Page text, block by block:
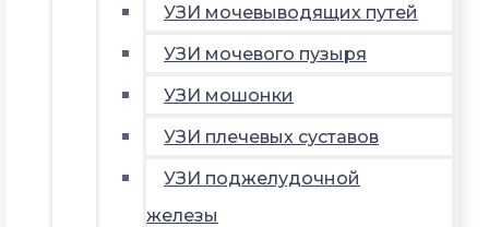
УЗИ мочевыводящих путей
УЗИ мочевого пузыря
УЗИ мошонки
УЗИ плечевых суставов
УЗИ поджелудочной
железы